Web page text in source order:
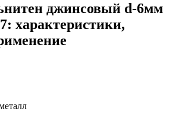
джинсовый d-6мм
характеристики,